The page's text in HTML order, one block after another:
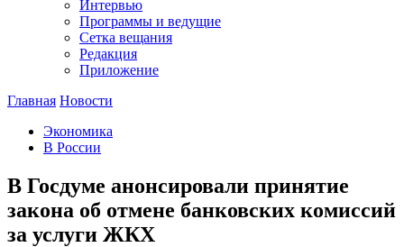
Интервью
Программы и ведущие
Сетка вещания
Редакция
Приложение
Главная Новости
Экономика
В России
В Госдуме анонсировали принятие
закона об отмене банковских комиссий
за услуги ЖКХ